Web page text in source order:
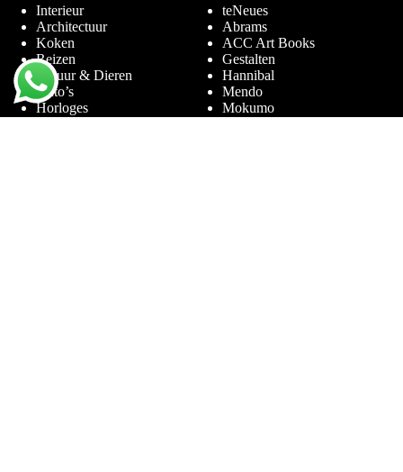
Interieur
Architectuur
Koken
Reizen
Natuur & Dieren
Auto’s
Horloges
teNeues
Abrams
ACC Art Books
Gestalten
Hannibal
Mendo
Mokumo